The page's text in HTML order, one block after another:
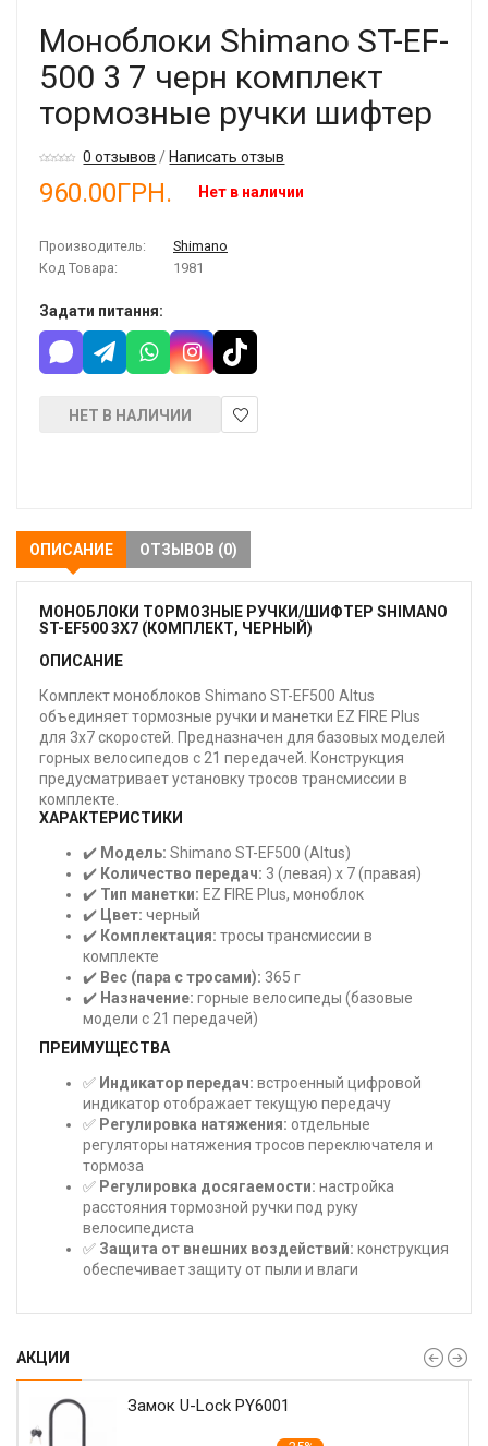
Моноблоки Shimano ST-EF-
500 3 7 черн комплект
тормозные ручки шифтер
0 отзывов /Написать отзыв
960.00ГРН. Нет в наличии
Производитель:
Shimano
Код Товара:
1981
Задати питання:
НЕТ В НАЛИЧИИ
ОПИСАНИЕ ОТЗЫВОВ (0)
МОНОБЛОКИ ТОРМОЗНЫЕ РУЧКИ/ШИФТЕР SHIMANO
ST-EF500 3X7 (КОМПЛЕКТ, ЧЕРНЫЙ)
ОПИСАНИЕ
Комплект моноблоков Shimano ST-EF500 Altus
объединяет тормозные ручки и манетки EZ FIRE Plus
для 3x7 скоростей. Предназначен для базовых моделей
горных велосипедов с 21 передачей. Конструкция
предусматривает установку тросов трансмиссии в
комплекте.
ХАРАКТЕРИСТИКИ
✔️ Модель: Shimano ST-EF500 (Altus)
✔️ Количество передач: 3 (левая) x 7 (правая)
✔️ Тип манетки: EZ FIRE Plus, моноблок
✔️ Цвет: черный
✔️ Комплектация: тросы трансмиссии в
комплекте
✔️ Вес (пара с тросами): 365 г
✔️ Назначение: горные велосипеды (базовые
модели с 21 передачей)
ПРЕИМУЩЕСТВА
✅ Индикатор передач: встроенный цифровой
индикатор отображает текущую передачу
✅ Регулировка натяжения: отдельные
регуляторы натяжения тросов переключателя и
тормоза
✅ Регулировка досягаемости: настройка
расстояния тормозной ручки под руку
велосипедиста
✅ Защита от внешних воздействий: конструкция
обеспечивает защиту от пыли и влаги
АКЦИИ
Замок U-Lock PY6001